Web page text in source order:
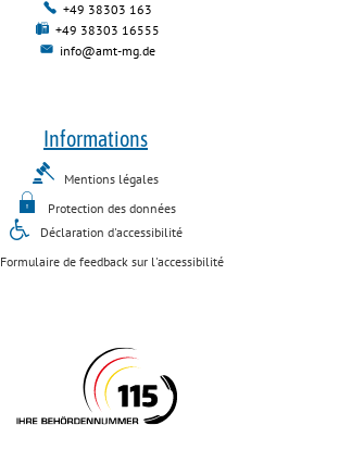
+49 38303 163
+49 38303 16555
info@amt-mg.de
Informations
Mentions légales
Protection des données
Déclaration d'accessibilité
Formulaire de feedback sur l'accessibilité